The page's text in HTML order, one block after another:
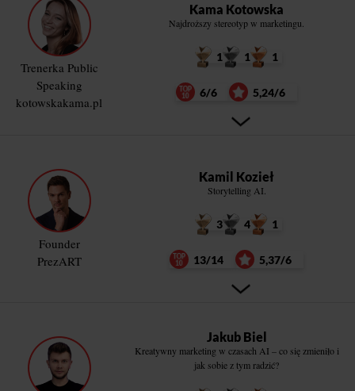
Trenerka Public
Speaking
kotowskakama.pl
Kama Kotowska
Najdroższy stereotyp w marketingu.
1 1 1
6/6 5,24/6
Founder
PrezART
Kamil Kozieł
Storytelling AI.
3 4 1
13/14 5,37/6
Jakub Biel
Kreatywny marketing w czasach AI – co się zmieniło i
jak sobie z tym radzić?